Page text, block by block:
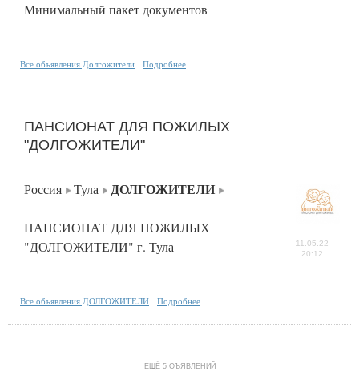
Минимальный пакет документов
Все объявления Долгожители Подробнее
ПАНСИОНАТ ДЛЯ ПОЖИЛЫХ
"ДОЛГОЖИТЕЛИ"
Россия Тула ДОЛГОЖИТЕЛИ
ПАНСИОНАТ ДЛЯ ПОЖИЛЫХ
"ДОЛГОЖИТЕЛИ" г. Тула
11.05.22
20:12
Все объявления ДОЛГОЖИТЕЛИ Подробнее
ЕЩЁ 5 ОЪЯВЛЕНИЙ